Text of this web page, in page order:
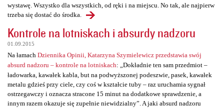
wystawę. Wszystko dla wszystkich, od ręki i na miejscu. No tak, ale najpierw
trzeba się dostać do środka.
Kontrole na lotniskach i absurdy nadzoru
01.09.2015
Na łamach Dziennika Opinii, Katarzyna Szymielewicz przedstawia swój
absurd nadzoru – kontrole na lotniskach: „Dokładnie ten sam przedmiot –
ładowarka, kawałek kabla, but na podwyższonej podeszwie, pasek, kawałek
metalu gdzieś przy ciele, czy coś w kształcie tuby – raz uruchamia sygnał
ostrzegawczy i oznacza stracone 15 minut na dodatkowe sprawdzenie, a
innym razem okazuje się zupełnie niewidzialny”. A jaki absurd nadzoru